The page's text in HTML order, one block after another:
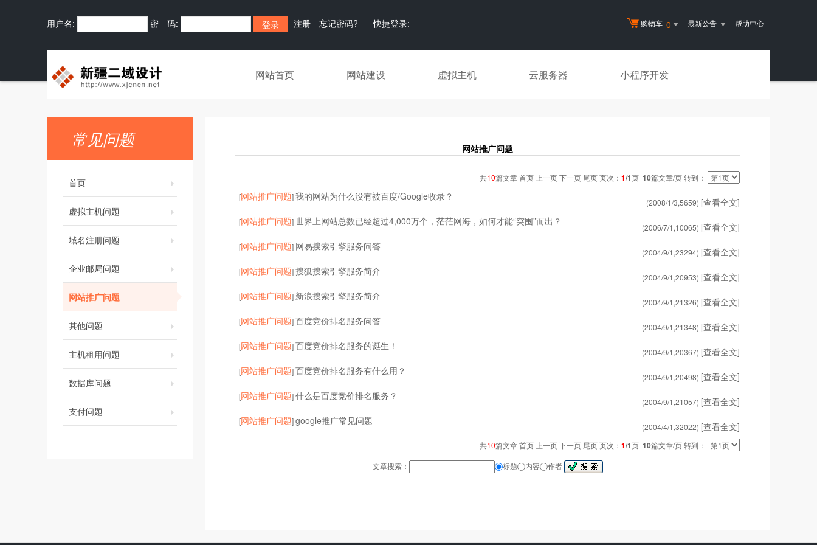
购物车 0 最新公告 帮助中心
用户名: 密 码: 注册 忘记密码? 快捷登录:
网站首页 网站建设 虚拟主机 云服务器 小程序开发
常见问题
首页
虚拟主机问题
域名注册问题
企业邮局问题
网站推广问题
其他问题
主机租用问题
数据库问题
支付问题
网站推广问题
共10篇文章 首页 上一页 下一页 尾页 页次： 1/1页 10篇文章/页 转到：
[网站推广问题]我的网站为什么没有被百度/Google收录？
(2008/1/3,5659) [查看全文]
[网站推广问题]世界上网站总数已经超过4,000万个，茫茫网海，如何才能“突围”而出？
(2006/7/1,10065) [查看全文]
[网站推广问题] 网易搜索引擎服务问答
(2004/9/1,23294) [查看全文]
[网站推广问题]搜狐搜索引擎服务简介
(2004/9/1,20953) [查看全文]
[网站推广问题] 新浪搜索引擎服务简介
(2004/9/1,21326) [查看全文]
[网站推广问题]百度竞价排名服务问答
(2004/9/1,21348) [查看全文]
[网站推广问题]百度竞价排名服务的诞生！
(2004/9/1,20367) [查看全文]
[网站推广问题]百度竞价排名服务有什么用？
(2004/9/1,20498) [查看全文]
[网站推广问题]什么是百度竞价排名服务？
(2004/9/1,21057) [查看全文]
[网站推广问题]google推广常见问题
(2004/4/1,32022) [查看全文]
共10篇文章 首页 上一页 下一页 尾页 页次： 1/1页 10篇文章/页 转到：
文章搜索：
标题 内容 作者